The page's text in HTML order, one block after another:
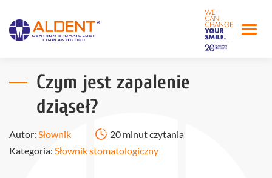
Czym jest zapalenie
dziąseł?
Autor: Słownik
20 minut czytania
Kategoria: Słownik stomatologiczny